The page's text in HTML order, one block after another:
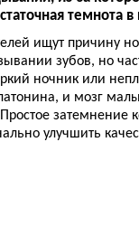
темнота в
ищут причину
зубов, но
ночник или
и мозг
затемнение
улучшить